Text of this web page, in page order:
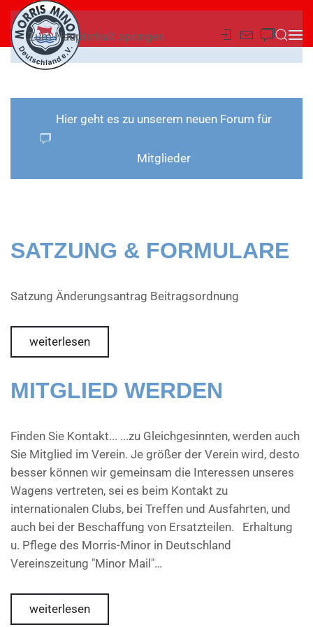
Zum Hauptinhalt springen
Hier geht es zu unserem neuen Forum für
Mitglieder
SATZUNG & FORMULARE
Satzung Änderungsantrag Beitragsordnung
weiterlesen
MITGLIED WERDEN
Finden Sie Kontakt... ...zu Gleichgesinnten, werden auch
Sie Mitglied im Verein. Je größer der Verein wird, desto
besser können wir gemeinsam die Interessen unseres
Wagens vertreten, sei es beim Kontakt zu
internationalen Clubs, bei Treffen und Ausfahrten, und
auch bei der Beschaffung von Ersatzteilen. Erhaltung
u. Pflege des Morris-Minor in Deutschland
Vereinszeitung "Minor Mail"…
weiterlesen